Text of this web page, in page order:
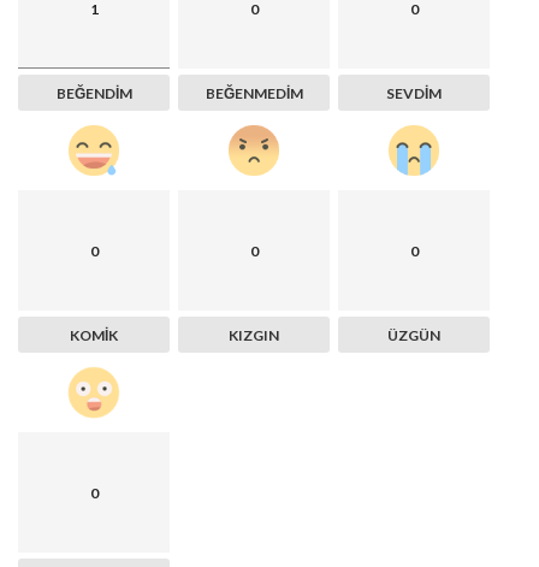
1
BEĞENDIM
0
BEĞENMEDIM
0
SEVDIM
0
KOMIK
0
KIZGIN
0
ÜZGÜN
0